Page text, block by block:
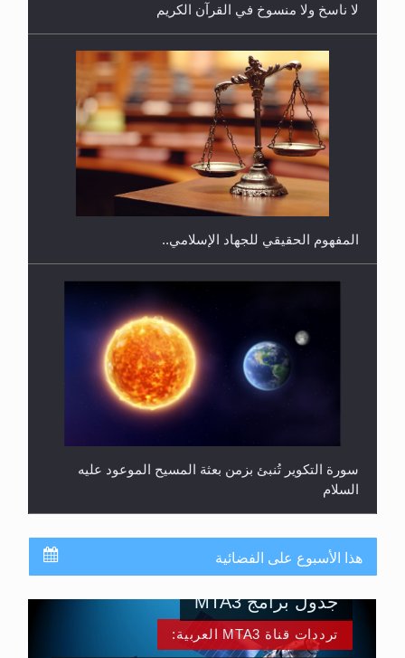
هل يجوز فتح مشروع كوافير نسائي للمحجبات وغير
المحجبات؟
لا ناسخ ولا منسوخ في القرآن الكريم
المفهوم الحقيقي للجهاد الإسلامي..
سورة التكوير تُنبئ بزمن بعثة المسيح الموعود عليه
السلام
هذا الأسبوع على الفضائية
ترددات قناة MTA3 العربية:
جدول برامج MTA3